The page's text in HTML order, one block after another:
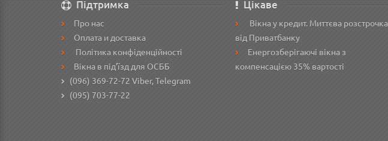
Підтримка
Про нас
Оплата и доставка
Політика конфіденційності
Вікна в під’їзд для ОСББ
(096) 369-72-72 Viber, Telegram
(095) 703-77-22
Цікаве
Вікна у кредит. Миттєва розстрочка
від Приватбанку
Енергозберігаючі вікна з
компенсацією 35% вартості